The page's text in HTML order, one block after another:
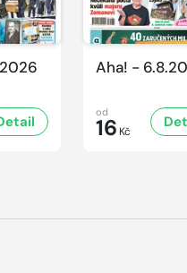
Aha! -
od
16 Kč